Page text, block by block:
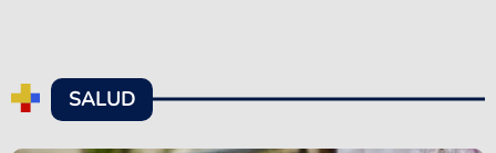
SALUD